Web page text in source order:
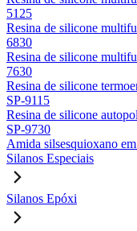
5125
Resina de silicone
6830
Resina de silicone
7630
Resina de silicone
SP-9115
Resina de silicone
SP-9730
Amida silsesquioxano
Silanos Especiais
Silanos Epóxi